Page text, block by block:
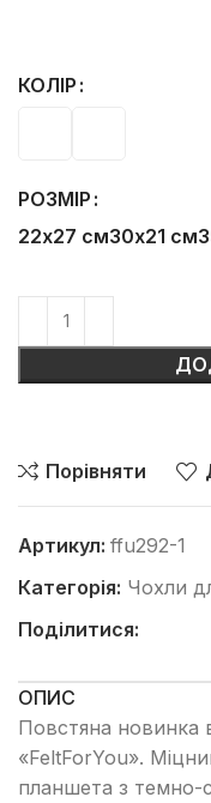
КОЛІР
РОЗМІР
22х27 см30х21 см
Порівняти
Артикул: ffu292-1
Категорія: Чохли
Поділитися:
ОПИС
Повстяна новинка
«FeltForYou».
планшета з темно-